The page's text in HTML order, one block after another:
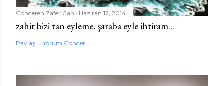
Gönderen Zafer Can Haziran 12, 2014
zahit bizi tan eyleme, şaraba eyle ihtiram...
Paylaş Yorum Gönder